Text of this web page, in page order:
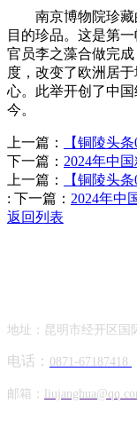
南京博物院珍藏
目的珍品。这是第
官员李之藻合做完
度，改变了欧洲居
心。此举开创了中
今。
上一篇：
【铜陵头
下一篇： 2024年中
上一篇：
【铜陵头
: 下一篇： 2024年中
返回列表
地址：昆明市经开区国
电话： 0871-67187418
邮箱：